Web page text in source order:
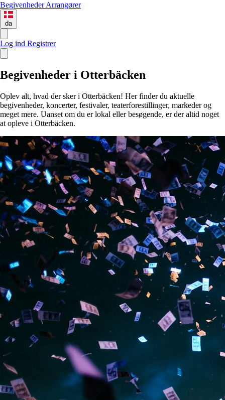
BegivenhederArrangører
da
Log ind Registrer
Begivenheder i Otterbäcken
Oplev alt, hvad der sker i Otterbäcken! Her finder du aktuelle
begivenheder, koncerter, festivaler, teaterforestillinger, markeder og
meget mere. Uanset om du er lokal eller besøgende, er der altid noget
at opleve i Otterbäcken.